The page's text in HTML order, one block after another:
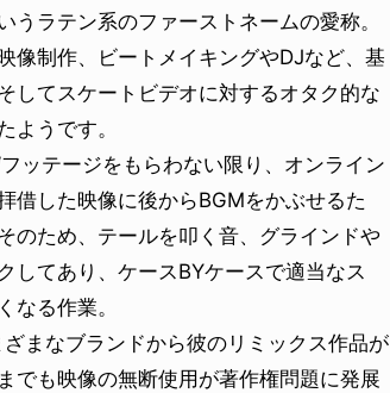
ラテン系のファーストネームの愛称。
像制作、ビートメイキングやDJなど、基
してスケートビデオに対するオタク的な
ようです。
ッテージをもらわない限り、オンライン
借した映像に後からBGMをかぶせるた
のため、テールを叩く音、グラインドや
してあり、ケースBYケースで適当なス
なる作業。
まなブランドから彼のリミックス作品が
でも映像の無断使用が著作権問題に発展